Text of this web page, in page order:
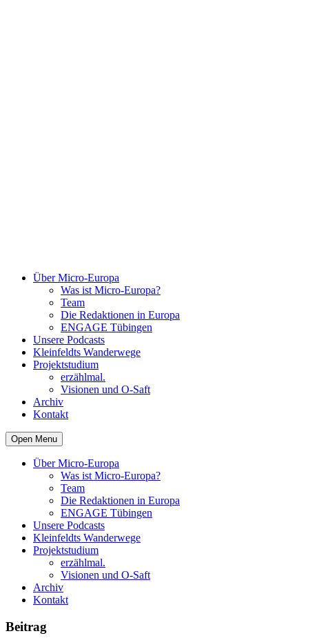
Über Micro-Europa
Was ist Micro-Europa?
Team
Die Redaktionen in Europa
ENGAGE Tübingen
Unsere Podcasts
Kleinfeldts Wanderwege
Projektstudium
erzählmal.
Visionen und O-Saft
Archiv
Kontakt
Open Menu
Über Micro-Europa
Was ist Micro-Europa?
Team
Die Redaktionen in Europa
ENGAGE Tübingen
Unsere Podcasts
Kleinfeldts Wanderwege
Projektstudium
erzählmal.
Visionen und O-Saft
Archiv
Kontakt
Beitrag